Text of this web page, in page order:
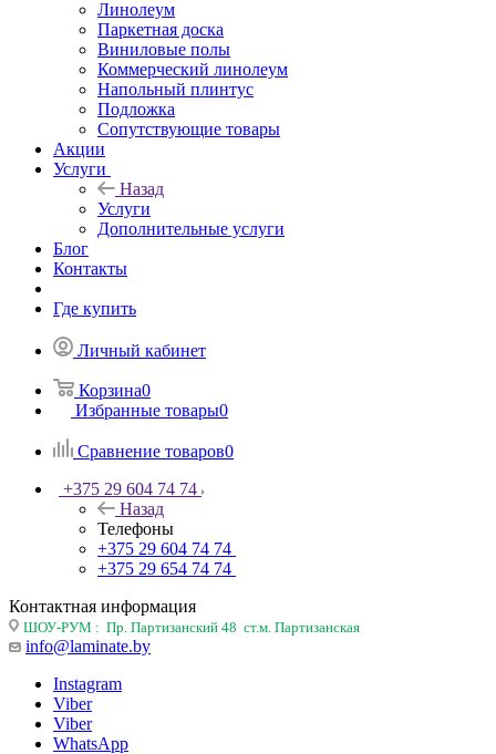
Линолеум
Паркетная доска
Виниловые полы
Коммерческий линолеум
Напольный плинтус
Подложка
Сопутствующие товары
Акции
Услуги
Назад
Услуги
Дополнительные услуги
Блог
Контакты
Где купить
Личный кабинет
Корзина0
Избранные товары0
Сравнение товаров0
+375 29 604 74 74
Назад
Телефоны
+375 29 604 74 74
+375 29 654 74 74
Контактная информация
ШОУ-РУМ : Пр. Партизанский 48 ст.м. Партизанская
info@laminate.by
Instagram
Viber
Viber
WhatsApp